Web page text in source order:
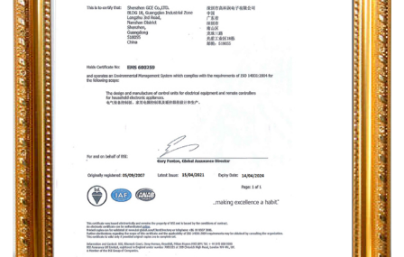
ISO14001：2015